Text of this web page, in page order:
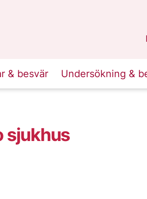
& besvär Undersökning &
sjukhus